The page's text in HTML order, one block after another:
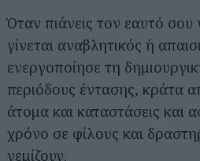
Όταν πιάνεις τον εαυτό σου
γίνεται αναβλητικός ή
ενεργοποίησε τη
περιόδους έντασης, κράτα
άτομα και καταστάσεις και
χρόνο σε φίλους και
γεμίζουν.